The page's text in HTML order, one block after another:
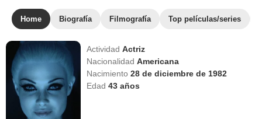
Home Biografía Filmografía Top películas/series
ActividadActriz
NacionalidadAmericana
Nacimiento28 de diciembre de 1982
Edad43 años